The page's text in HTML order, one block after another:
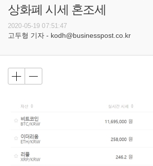
상화폐 시세 혼조세
2020-05-19 07:51:47
고두형 기자 - kodh@businesspost.co.kr